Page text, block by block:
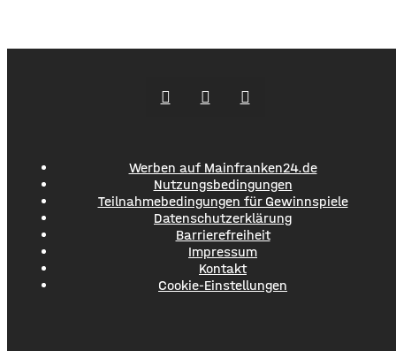
Werben auf Mainfranken24.de
Nutzungsbedingungen
Teilnahmebedingungen für Gewinnspiele
Datenschutzerklärung
Barrierefreiheit
Impressum
Kontakt
Cookie-Einstellungen